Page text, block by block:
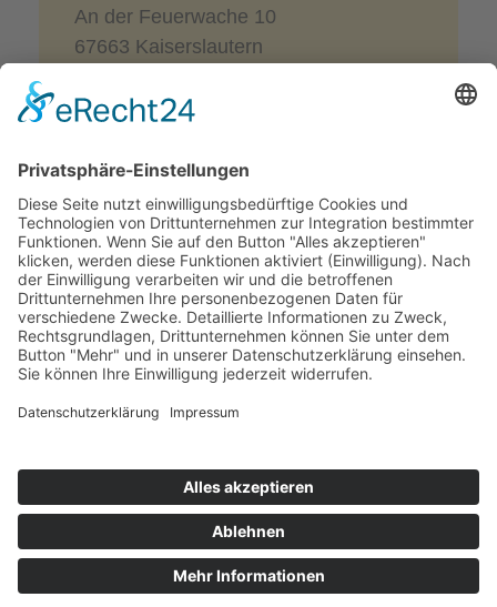
An der Feuerwache 10
67663 Kaiserslautern
Telefax: 0631 – 31 73 555
mobil@kessler-handorn.de
Impressum